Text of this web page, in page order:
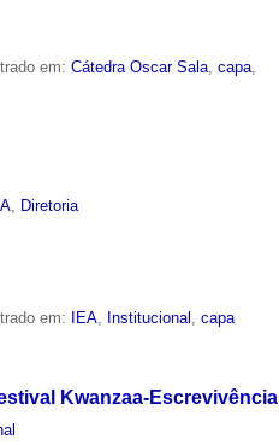
em:Cátedra Oscar Sala ,capa
, Diretoria
em: IEA, Institucional ,capa
Kwanzaa-Escrevivência